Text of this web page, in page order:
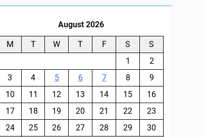
August 2026
M T W T F S
S
1
2
3
4 5 6 7 8
9
10
11 12 13 14 15
16
17
18 19 20 21 22
23
24
25 26 27 28 29 30